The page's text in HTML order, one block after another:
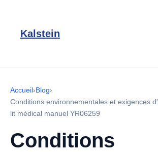
Kalstein
Accueil›Blog›
Conditions environnementales et exigences
lit médical manuel YR06259
Conditions